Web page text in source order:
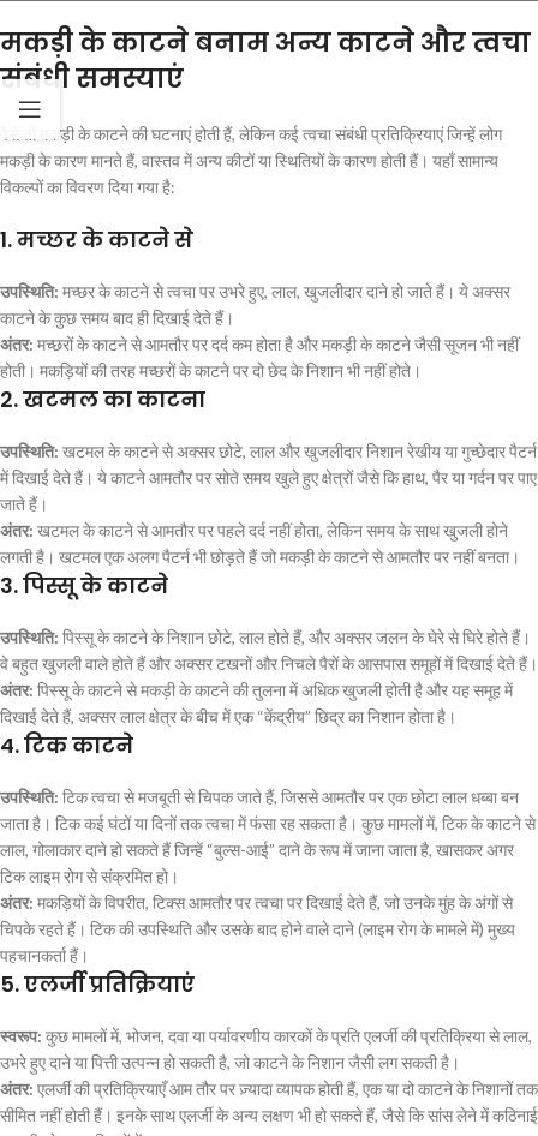
मकड़ी के काटने बनाम अन्य काटने और त्वचा
संबंधी समस्याएं
वैसे तो मकड़ी के काटने की घटनाएं होती हैं, लेकिन कई त्वचा संबंधी प्रतिक्रियाएं जिन्हें लोग
मकड़ी के कारण मानते हैं, वास्तव में अन्य कीटों या स्थितियों के कारण होती हैं। यहाँ सामान्य
विकल्पों का विवरण दिया गया है:
1. मच्छर के काटने से
उपस्थिति: मच्छर के काटने से त्वचा पर उभरे हुए, लाल, खुजलीदार दाने हो जाते हैं। ये अक्सर
काटने के कुछ समय बाद ही दिखाई देते हैं।
अंतर: मच्छरों के काटने से आमतौर पर दर्द कम होता है और मकड़ी के काटने जैसी सूजन भी नहीं
होती। मकड़ियों की तरह मच्छरों के काटने पर दो छेद के निशान भी नहीं होते।
2. खटमल का काटना
उपस्थिति: खटमल के काटने से अक्सर छोटे, लाल और खुजलीदार निशान रेखीय या गुच्छेदार पैटर्न
में दिखाई देते हैं। ये काटने आमतौर पर सोते समय खुले हुए क्षेत्रों जैसे कि हाथ, पैर या गर्दन पर पाए
जाते हैं।
अंतर: खटमल के काटने से आमतौर पर पहले दर्द नहीं होता, लेकिन समय के साथ खुजली होने
लगती है। खटमल एक अलग पैटर्न भी छोड़ते हैं जो मकड़ी के काटने से आमतौर पर नहीं बनता।
3. पिस्सू के काटने
उपस्थिति: पिस्सू के काटने के निशान छोटे, लाल होते हैं, और अक्सर जलन के घेरे से घिरे होते हैं।
वे बहुत खुजली वाले होते हैं और अक्सर टखनों और निचले पैरों के आसपास समूहों में दिखाई देते हैं।
अंतर: पिस्सू के काटने से मकड़ी के काटने की तुलना में अधिक खुजली होती है और यह समूह में
दिखाई देते हैं, अक्सर लाल क्षेत्र के बीच में एक “केंद्रीय” छिद्र का निशान होता है।
4. टिक काटने
उपस्थिति: टिक त्वचा से मजबूती से चिपक जाते हैं, जिससे आमतौर पर एक छोटा लाल धब्बा बन
जाता है। टिक कई घंटों या दिनों तक त्वचा में फंसा रह सकता है। कुछ मामलों में, टिक के काटने से
लाल, गोलाकार दाने हो सकते हैं जिन्हें “बुल्स-आई” दाने के रूप में जाना जाता है, खासकर अगर
टिक लाइम रोग से संक्रमित हो।
अंतर: मकड़ियों के विपरीत, टिक्स आमतौर पर त्वचा पर दिखाई देते हैं, जो उनके मुंह के अंगों से
चिपके रहते हैं। टिक की उपस्थिति और उसके बाद होने वाले दाने (लाइम रोग के मामले में) मुख्य
पहचानकर्ता हैं।
5. एलर्जी प्रतिक्रियाएं
स्वरूप: कुछ मामलों में, भोजन, दवा या पर्यावरणीय कारकों के प्रति एलर्जी की प्रतिक्रिया से लाल,
उभरे हुए दाने या पित्ती उत्पन्न हो सकती है, जो काटने के निशान जैसी लग सकती है।
अंतर: एलर्जी की प्रतिक्रियाएँ आम तौर पर ज़्यादा व्यापक होती हैं, एक या दो काटने के निशानों तक
सीमित नहीं होती हैं। इनके साथ एलर्जी के अन्य लक्षण भी हो सकते हैं, जैसे कि सांस लेने में कठिनाई